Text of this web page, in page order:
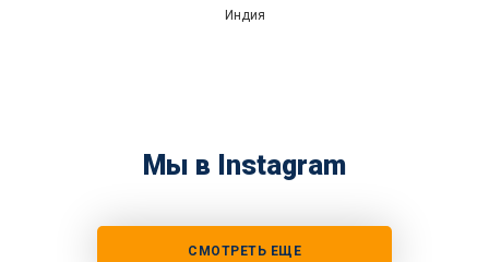
Индия
Мы в Instagram
СМОТРЕТЬ ЕЩЕ